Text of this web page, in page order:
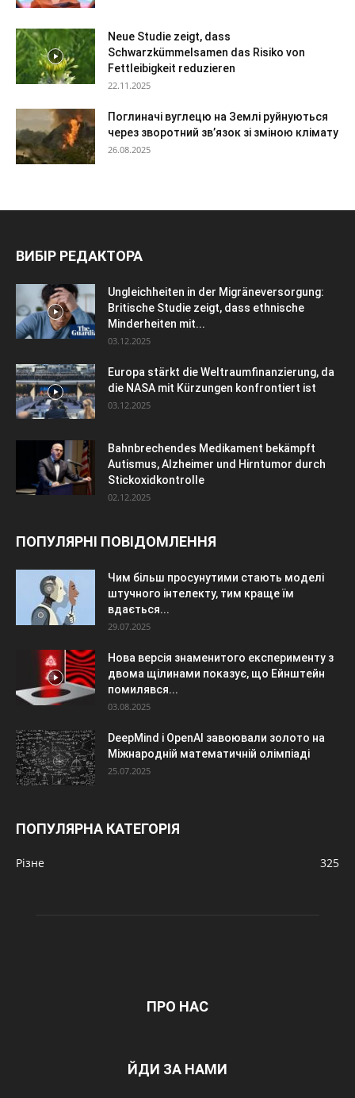
Neue Studie zeigt, dass
Schwarzkümmelsamen das Risiko von
Fettleibigkeit reduzieren
22.11.2025
Поглиначі вуглецю на Землі руйнуються
через зворотний зв’язок зі зміною клімату
26.08.2025
ВИБІР РЕДАКТОРА
Ungleichheiten in der Migräneversorgung:
Britische Studie zeigt, dass ethnische
Minderheiten mit...
03.12.2025
Europa stärkt die Weltraumfinanzierung, da
die NASA mit Kürzungen konfrontiert ist
03.12.2025
Bahnbrechendes Medikament bekämpft
Autismus, Alzheimer und Hirntumor durch
Stickoxidkontrolle
02.12.2025
ПОПУЛЯРНІ ПОВІДОМЛЕННЯ
Чим більш просунутими стають моделі
штучного інтелекту, тим краще їм
вдається...
29.07.2025
Нова версія знаменитого експерименту з
двома щілинами показує, що Ейнштейн
помилявся...
03.08.2025
DeepMind і OpenAI завоювали золото на
Міжнародній математичній олімпіаді
25.07.2025
ПОПУЛЯРНА КАТЕГОРІЯ
Різне 325
ПРО НАС
ЙДИ ЗА НАМИ